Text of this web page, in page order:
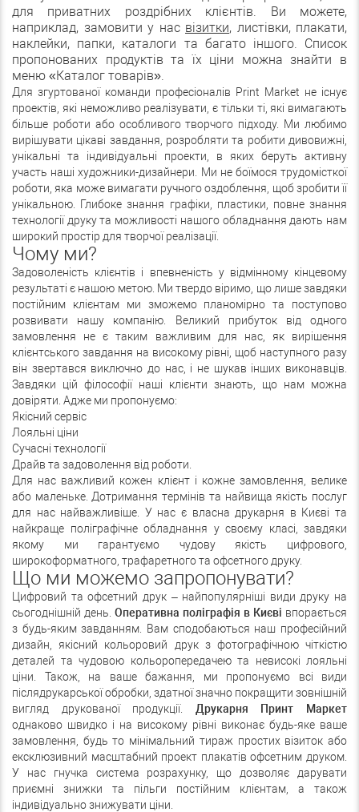
для приватних роздрібних клієнтів. Ви можете,
наприклад, замовити у нас візитки, листівки, плакати,
наклейки, папки, каталоги та багато іншого. Список
пропонованих продуктів та їх ціни можна знайти в
меню «Каталог товарів».
Для згуртованої команди професіоналів Print Market не існує
проектів, які неможливо реалізувати, є тільки ті, які вимагають
більше роботи або особливого творчого підходу. Ми любимо
вирішувати цікаві завдання, розробляти та робити дивовижні,
унікальні та індивідуальні проекти, в яких беруть активну
участь наші художники-дизайнери. Ми не боїмося трудомісткої
роботи, яка може вимагати ручного оздоблення, щоб зробити її
унікальною. Глибоке знання графіки, пластики, повне знання
технології друку та можливості нашого обладнання дають нам
широкий простір для творчої реалізації.
Чому ми?
Задоволеність клієнтів і впевненість у відмінному кінцевому
результаті є нашою метою. Ми твердо віримо, що лише завдяки
постійним клієнтам ми зможемо планомірно та поступово
розвивати нашу компанію. Великий прибуток від одного
замовлення не є таким важливим для нас, як вирішення
клієнтського завдання на високому рівні, щоб наступного разу
він звертався виключно до нас, і не шукав інших виконавців.
Завдяки цій філософії наші клієнти знають, що нам можна
довіряти. Адже ми пропонуємо:
Якісний сервіс
Лояльні ціни
Сучасні технології
Драйв та задоволення від роботи.
Для нас важливий кожен клієнт і кожне замовлення, велике
або маленьке. Дотримання термінів та найвища якість послуг
для нас найважливіше. У нас є власна друкарня в Києві та
найкраще поліграфічне обладнання у своєму класі, завдяки
якому ми гарантуємо чудову якість цифрового,
широкоформатного, трафаретного та офсетного друку.
Що ми можемо запропонувати?
Цифровий та офсетний друк – найпопулярніші види друку на
сьогоднішній день. Оперативна поліграфія в Києві впорається
з будь-яким завданням. Вам сподобаються наш професійний
дизайн, якісний кольоровий друк з фотографічною чіткістю
деталей та чудовою кольоропередачею та невисокі лояльні
ціни. Також, на ваше бажання, ми пропонуємо всі види
післядрукарської обробки, здатної значно покращити зовнішній
вигляд друкованої продукції. Друкарня Принт Маркет
однаково швидко і на високому рівні виконає будь-яке ваше
замовлення, будь то мінімальний тираж простих візиток або
ексклюзивний масштабний проект плакатів офсетним друком.
У нас гнучка система розрахунку, що дозволяє дарувати
приємні знижки та пільги постійним клієнтам, а також
індивідуально знижувати ціни.